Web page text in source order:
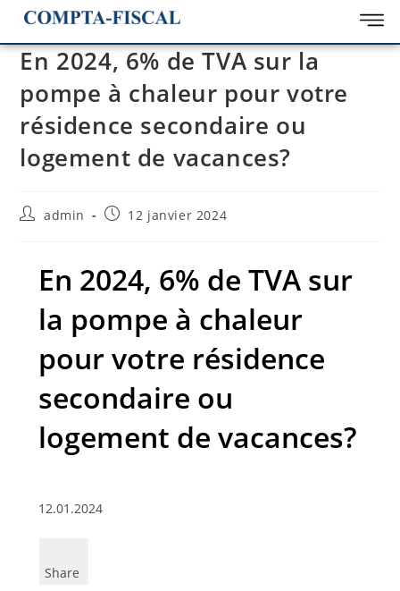
En 2024, 6% de TVA sur la
pompe à chaleur pour votre
résidence secondaire ou
logement de vacances?
admin 12 janvier 2024
En 2024, 6% de TVA sur
la pompe à chaleur
pour votre résidence
secondaire ou
logement de vacances?
12.01.2024
Share